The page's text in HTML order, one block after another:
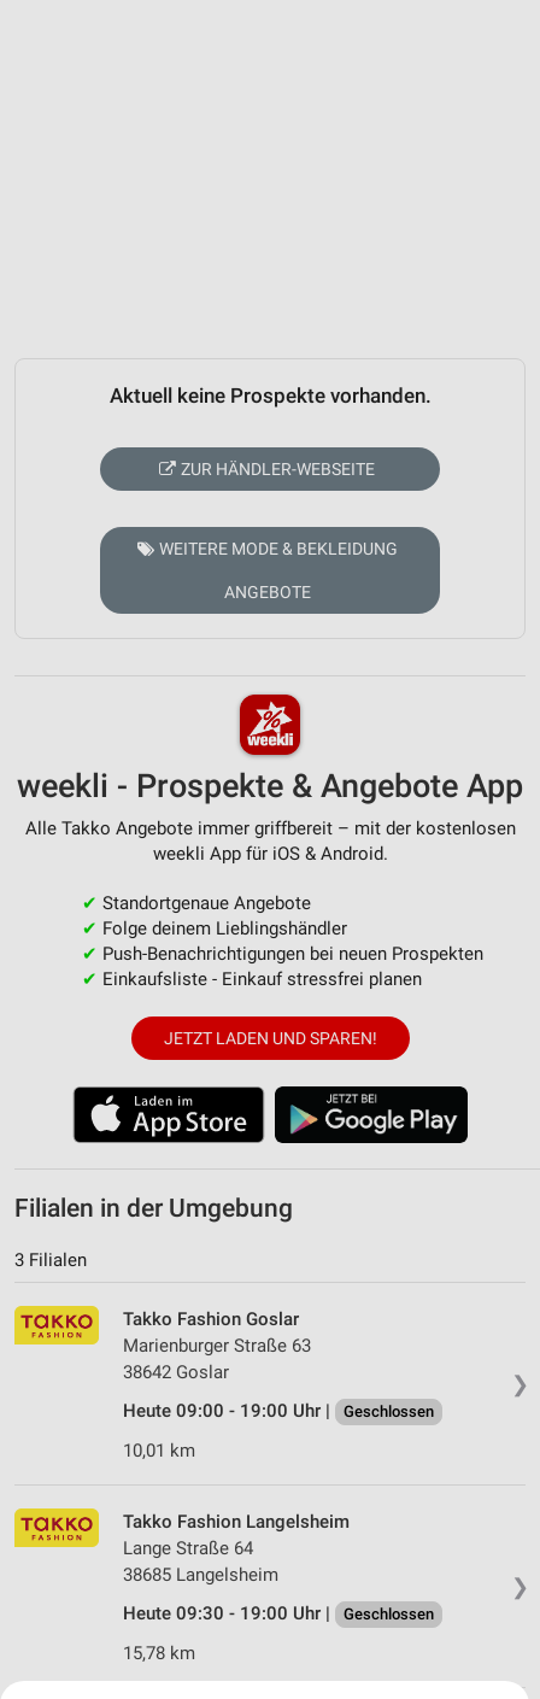
Aktuell keine Prospekte vorhanden.
ZUR HÄNDLER-WEBSEITE
WEITERE MODE & BEKLEIDUNG
ANGEBOTE
weekli - Prospekte & Angebote App
Alle Takko Angebote immer griffbereit – mit der kostenlosen
weekli App für iOS & Android.
✔ Standortgenaue Angebote
✔ Folge deinem Lieblingshändler
✔ Push-Benachrichtigungen bei neuen Prospekten
✔ Einkaufsliste - Einkauf stressfrei planen
JETZT LADEN UND SPAREN!
Filialen in der Umgebung
3 Filialen
❯
Takko Fashion Goslar
Marienburger Straße 63
38642 Goslar
Heute 09:00 - 19:00 Uhr |
Geschlossen
10,01 km
❯
Takko Fashion Langelsheim
Lange Straße 64
38685 Langelsheim
Heute 09:30 - 19:00 Uhr |
Geschlossen
15,78 km